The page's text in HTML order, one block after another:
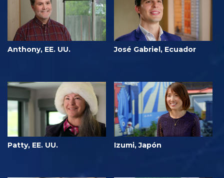
Anthony, EE. UU. José Gabriel, Ecuador
Patty, EE. UU. Izumi, Japón